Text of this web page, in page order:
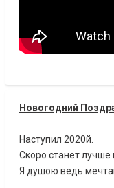
Новогодний
Наступил 2020й.
Скоро станет лучше
Я душою ведь